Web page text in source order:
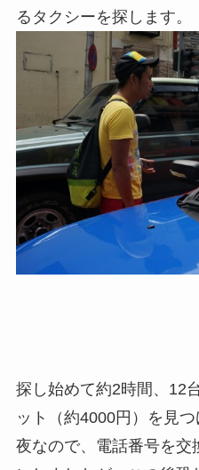
るタクシーを探します。
探し始めて約2時間、12
ット（約4000円）を見
夜なので、電話番号を交